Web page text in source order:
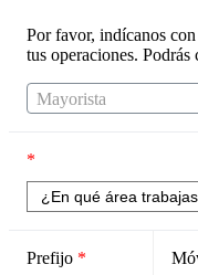
Por favor, indícanos
tus operaciones. Podrás
Mayorista
*
Prefijo *